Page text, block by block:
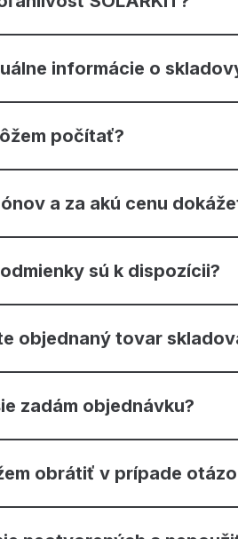
informácie o
počítať?
a za akú cenu
sú k dispozícii?
objednaný tovar
zadám objednávku?
obrátiť v prípade